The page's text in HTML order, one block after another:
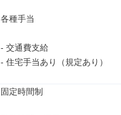
各種手当
- 交通費支給
- 住宅手当あり（規定あり）
固定時間制